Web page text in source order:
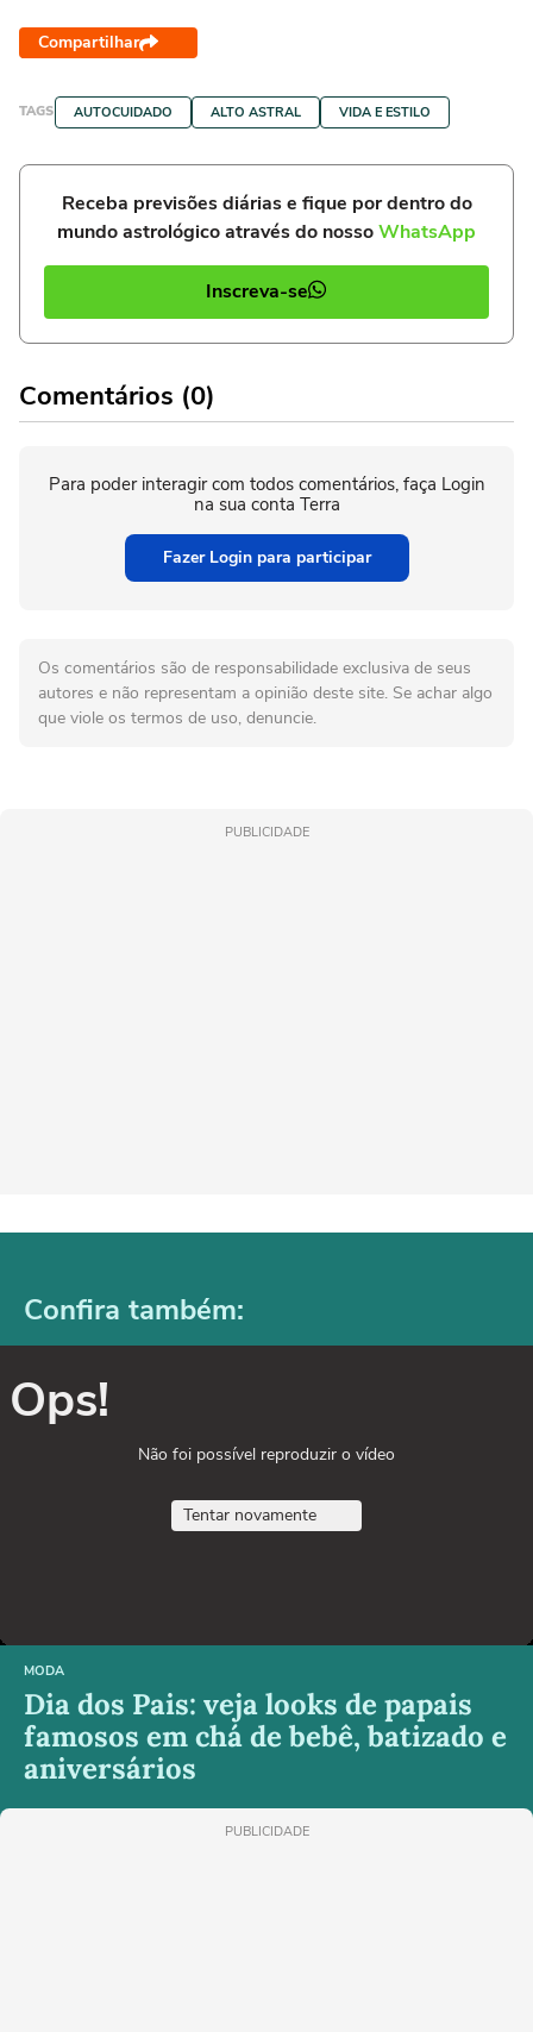
Compartilhar
TAGS AUTOCUIDADO ALTO ASTRAL VIDA E ESTILO
Receba previsões diárias e fique por dentro do
mundo astrológico através do nossoWhatsApp
Inscreva-se
Comentários (0)
Para poder interagir com todos comentários, faça Login
na sua conta Terra
Fazer Login para participar
Os comentários são de responsabilidade exclusiva de seus
autores e não representam a opinião deste site. Se achar algo
que viole os termos de uso, denuncie.
PUBLICIDADE
Confira também:
Ops!
Não foi possível reproduzir o vídeo
Tentar novamente
MODA
Dia dos Pais: veja looks de papais
famosos em chá de bebê, batizado e
aniversários
PUBLICIDADE